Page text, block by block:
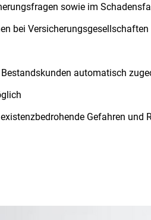
sowie im Schadensfall
bei Versicherungsgesellschaften
automatisch
Gefahren und